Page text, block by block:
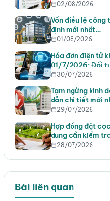
02/08/2026
Vốn điều lệ công
định mới nhất…
01/08/2026
Hóa đơn điện tử
01/7/2026: Đối
30/07/2026
Tạm ngừng kinh
dẫn chi tiết mới
29/07/2026
Hợp đồng đặt
dung cần kiểm
28/07/2026
Bài liên quan